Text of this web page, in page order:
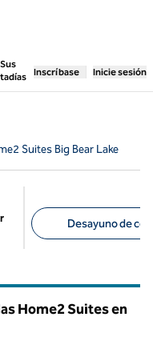
Sus
, abre una pestaña
Inscríbase Inicie sesión
Suites Big Bear Lake
Desayuno de
Home2 Suites en